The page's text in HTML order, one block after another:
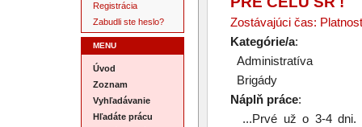
Registrácia
Zabudli ste heslo?
MENU
Úvod
Zoznam
Vyhľadávanie
Hľadáte prácu
Zostávajúci čas:
Kategórie/a:
Administratíva
Brigády
Náplň práce:
...Prvé už o 3-4 dni.